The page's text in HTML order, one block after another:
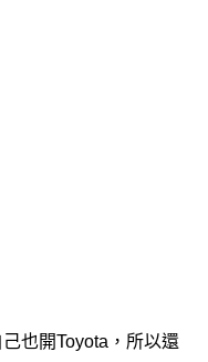
也開Toyota，所以還